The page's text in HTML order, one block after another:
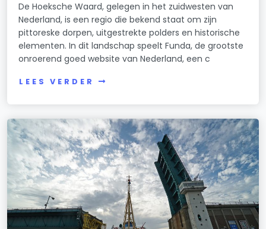
De Hoeksche Waard, gelegen in het zuidwesten van
Nederland, is een regio die bekend staat om zijn
pittoreske dorpen, uitgestrekte polders en historische
elementen. In dit landschap speelt Funda, de grootste
onroerend goed website van Nederland, een c
LEES VERDER